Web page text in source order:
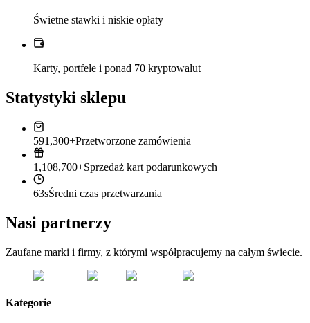
Świetne stawki i niskie opłaty
Karty, portfele i ponad 70 kryptowalut
Statystyki sklepu
591,300+Przetworzone zamówienia
1,108,700+Sprzedaż kart podarunkowych
63sŚredni czas przetwarzania
Nasi partnerzy
Zaufane marki i firmy, z którymi współpracujemy na całym świecie.
Kategorie